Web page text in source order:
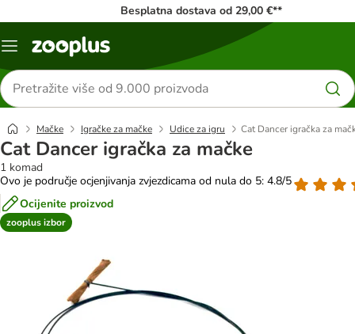
Besplatna dostava od 29,00 €**
Izbornik
Traži
proizvode
Mačke Igračke za mačke Udice za igru Cat Dancer igračka za
Cat Dancer igračka za mačke
1 komad
Ovo je područje ocjenjivanja zvjezdicama od nula do 5: 4.8/5
Ocijenite proizvod
zooplus izbor